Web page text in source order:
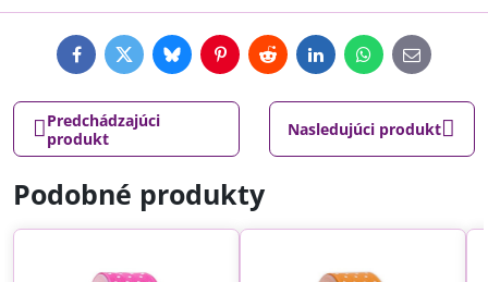
FacebookTwitterBlueskyPinterestRedditLinkedInWhatsApp
E-
mail
Predchádzajúci
produkt
Nasledujúci produkt
Podobné produkty